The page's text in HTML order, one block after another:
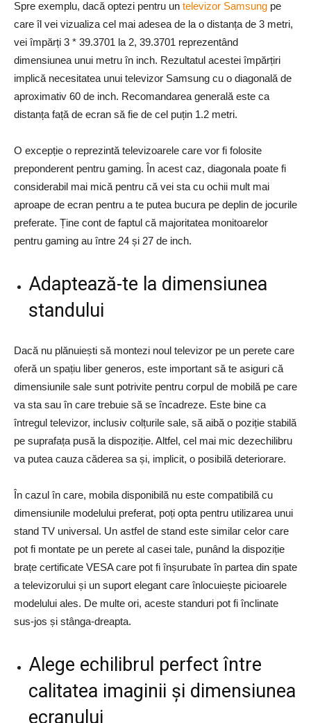
Spre exemplu, dacă optezi pentru un televizor Samsung pe
care îl vei vizualiza cel mai adesea de la o distanța de 3 metri,
vei împărți 3 * 39.3701 la 2, 39.3701 reprezentând
dimensiunea unui metru în inch. Rezultatul acestei împărțiri
implică necesitatea unui televizor Samsung cu o diagonală de
aproximativ 60 de inch. Recomandarea generală este ca
distanța față de ecran să fie de cel puțin 1.2 metri.
O excepție o reprezintă televizoarele care vor fi folosite
preponderent pentru gaming. În acest caz, diagonala poate fi
considerabil mai mică pentru că vei sta cu ochii mult mai
aproape de ecran pentru a te putea bucura pe deplin de jocurile
preferate. Ține cont de faptul că majoritatea monitoarelor
pentru gaming au între 24 și 27 de inch.
Adaptează-te la dimensiunea
standului
Dacă nu plănuiești să montezi noul televizor pe un perete care
oferă un spațiu liber generos, este important să te asiguri că
dimensiunile sale sunt potrivite pentru corpul de mobilă pe care
va sta sau în care trebuie să se încadreze. Este bine ca
întregul televizor, inclusiv colțurile sale, să aibă o poziție stabilă
pe suprafața pusă la dispoziție. Altfel, cel mai mic dezechilibru
va putea cauza căderea sa și, implicit, o posibilă deteriorare.
În cazul în care, mobila disponibilă nu este compatibilă cu
dimensiunile modelului preferat, poți opta pentru utilizarea unui
stand TV universal. Un astfel de stand este similar celor care
pot fi montate pe un perete al casei tale, punând la dispoziție
brațe certificate VESA care pot fi înșurubate în partea din spate
a televizorului și un suport elegant care înlocuiește picioarele
modelului ales. De multe ori, aceste standuri pot fi înclinate
sus-jos și stânga-dreapta.
Alege echilibrul perfect între
calitatea imaginii și dimensiunea
ecranului